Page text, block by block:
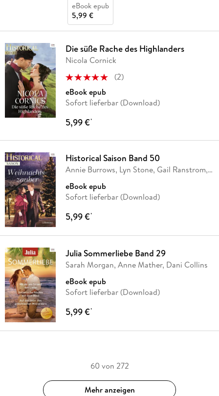
eBook epub
5,99 €
Die süße Rache des Highlanders
Nicola Cornick
(2)
eBook epub
Sofort lieferbar (Download)
5,99 €*
Historical Saison Band 50
Annie Burrows, Lyn Stone, Gail Ranstrom,
eBook epub
Sofort lieferbar (Download)
5,99 €*
Julia Sommerliebe Band 29
Sarah Morgan, Anne Mather, Dani Collins
eBook epub
Sofort lieferbar (Download)
5,99 €*
60 von 272
Mehr anzeigen